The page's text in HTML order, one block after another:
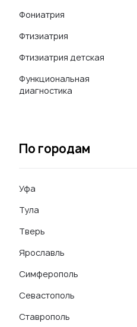
Фониатрия
Фтизиатрия
Фтизиатрия детская
Функциональная
диагностика
По городам
Уфа
Тула
Тверь
Ярославль
Симферополь
Севастополь
Ставрополь